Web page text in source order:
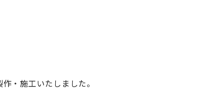
・施工いたしました。